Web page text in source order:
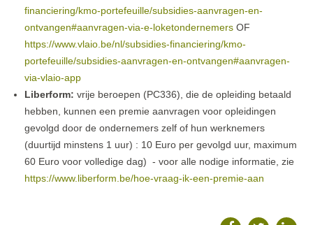
financiering/kmo-portefeuille/subsidies-aanvragen-en-
ontvangen#aanvragen-via-e-loketondernemers OF
https://www.vlaio.be/nl/subsidies-financiering/kmo-
portefeuille/subsidies-aanvragen-en-ontvangen#aanvragen-
via-vlaio-app
Liberform: vrije beroepen (PC336), die de opleiding betaald
hebben, kunnen een premie aanvragen voor opleidingen
gevolgd door de ondernemers zelf of hun werknemers
(duurtijd minstens 1 uur) : 10 Euro per gevolgd uur, maximum
60 Euro voor volledige dag) - voor alle nodige informatie, zie
https://www.liberform.be/hoe-vraag-ik-een-premie-aan